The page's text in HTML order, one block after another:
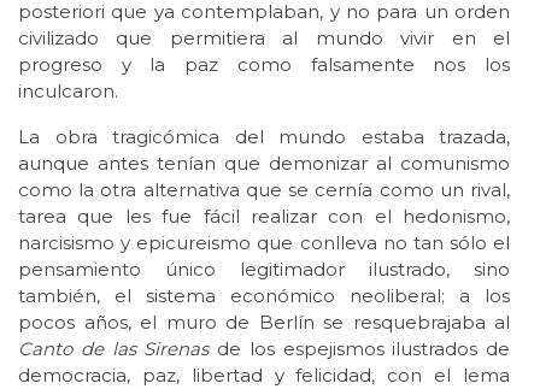
posteriori que ya contemplaban, y no para un orden
civilizado que permitiera al mundo vivir en el
progreso y la paz como falsamente nos los
inculcaron.
La obra tragicómica del mundo estaba trazada,
aunque antes tenían que demonizar al comunismo
como la otra alternativa que se cernía como un rival,
tarea que les fue fácil realizar con el hedonismo,
narcisismo y epicureismo que conlleva no tan sólo el
pensamiento único legitimador ilustrado, sino
también, el sistema económico neoliberal; a los
pocos años, el muro de Berlín se resquebrajaba al
Canto de las Sirenasde los espejismos ilustrados de
democracia, paz, libertad y felicidad, con el lema